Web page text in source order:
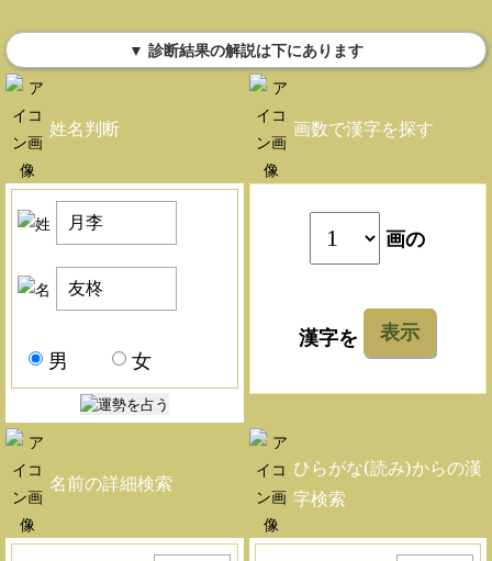
▼ 診断結果の解説は下にあります
姓名判断
男 女
画数で漢字を探す
画の
漢字を 表示
名前の詳細検索
ひらがな(読み)からの漢
字検索